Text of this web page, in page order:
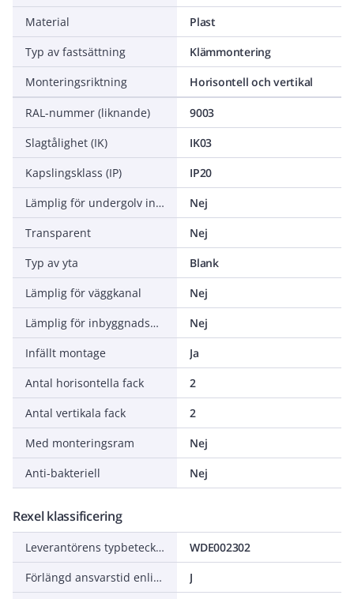
Material
Plast
Typ av fastsättning
Klämmontering
Monteringsriktning
Horisontell och vertikal
RAL-nummer (liknande)
9003
Slagtålighet (IK)
IK03
Kapslingsklass (IP)
IP20
Lämplig för undergolv installation kanalbox
Nej
Transparent
Nej
Typ av yta
Blank
Lämplig för väggkanal
Nej
Lämplig för inbyggnadsmontage
Nej
Infällt montage
Ja
Antal horisontella fack
2
Antal vertikala fack
2
Med monteringsram
Nej
Anti-bakteriell
Nej
Rexel klassificering
Leverantörens typbeteckning
WDE002302
Förlängd ansvarstid enligt ALEM-09
J